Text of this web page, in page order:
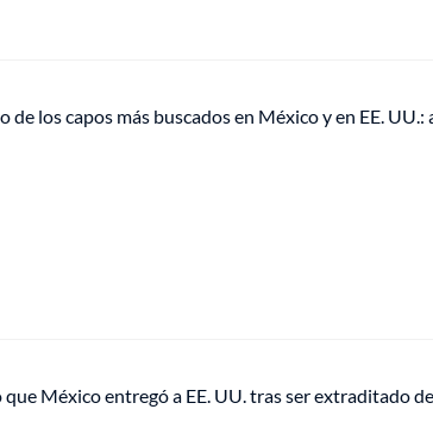
de los capos más buscados en México y en EE. UU.:
que México entregó a EE. UU. tras ser extraditado